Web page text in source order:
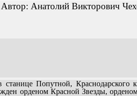
Анатолий Викторович
Попутной, Краснодарского
орденом Красной Звезды,